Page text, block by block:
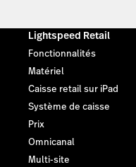
Lightspeed Retail
Fonctionnalités
Matériel
Caisse retail sur iPad
Système de caisse
Prix
Omnicanal
Multi-site